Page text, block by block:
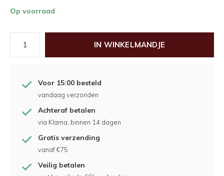
Op voorraad
IN WINKELMANDJE
Voor 15:00 besteld
vandaag verzonden
Achteraf betalen
via Klarna, binnen 14 dagen
Gratis verzending
vanaf €75
Veilig betalen